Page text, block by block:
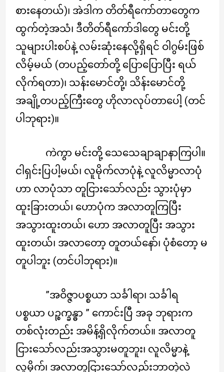
စားနေတယ်)၊ အဲဒါက တိတ်ရီကော်တာတွေက
ထွက်တဲ့အသံ၊ ဒီတိတ်ရီကော်ဒါတွေ မင်းတို့
သူများပါးစပ်နဲ့ လမ်းဆုံးနေလို့ရှိရင် ဝါဂွမ်းဖြစ်
လိမ့်မယ် (တပည့်တော်တို့ ပြောပြောပြီး ရယ်
လိုက်ရတာ)၊ သန်းမောင်တို့၊ သိန်းမောင်တို့
အချို့တပည့်ကြီးတွေ ဟိုလာလုပ်တာပေါ့ (တင်
ပါဘုရား)။
ကဲကွာ မင်းတို့ သေသေချာချာနာကြပါ။
ငါရှင်းပြပါ့မယ်၊ လူမိုက်လာပုံနဲ့ လူလိမ္မာလာပုံ
ဟာ လာပုံသာ တူငြားသော်လည်း သွားပုံမှာ
ထူးခြားတယ်၊ ဟောပုံက အလာတူကြပြီး
အသွားထူးတယ်၊ ဟော အလာတူပြီး အသွား
ထူးတယ်၊ အလာတော့ တူတယ်နော်၊ ပုံစံတော့ မ
တူပါဘူး (တင်ပါဘုရား)။
”အဝိဇ္ဇာပစ္စယာ သင်္ခါရာ၊ သင်္ခါရ
ပစ္စယာ ပဉ္စက္ခန္ဓာ ” ကောင်းပြီ အခု ဘုရားက
တစ်လုံးတည်း အမိန့်ရှိလိုက်တယ်။ အလာတူ
ငြားသော်လည်းအသွားမတူဘူး၊ လူလိမ္မာနဲ့
လူမိုက်၊ အလာတူငြားသော်လည်းဘာတဲ့လဲ